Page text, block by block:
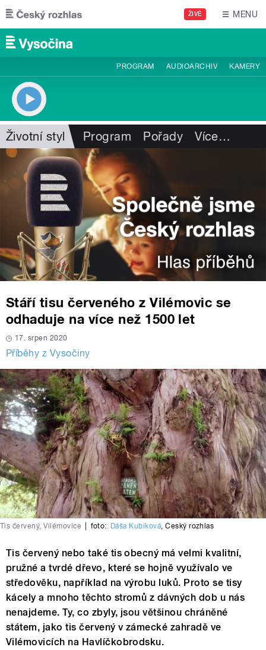
Přejít k hlavnímu obsahu
ŽIVĚ MENU
PROGRAM AUDIOARCHIV KAMERY
Životní styl Program Pořady Více…
Stáří tisu červeného z Vilémovic se
odhaduje na více než 1500 let
17. srpen 2020
Příběhy z Vysočiny
Tis červený, Vilémovice foto: Dáša Kubíková,Český rozhlas
Tis červený nebo také tis obecný má velmi kvalitní,
pružné a tvrdé dřevo, které se hojně využívalo ve
středověku, například na výrobu luků. Proto se tisy
kácely a mnoho těchto stromů z dávných dob u nás
nenajdeme. Ty, co zbyly, jsou většinou chráněné
státem, jako tis červený v zámecké zahradě ve
Vilémovicích na Havlíčkobrodsku.